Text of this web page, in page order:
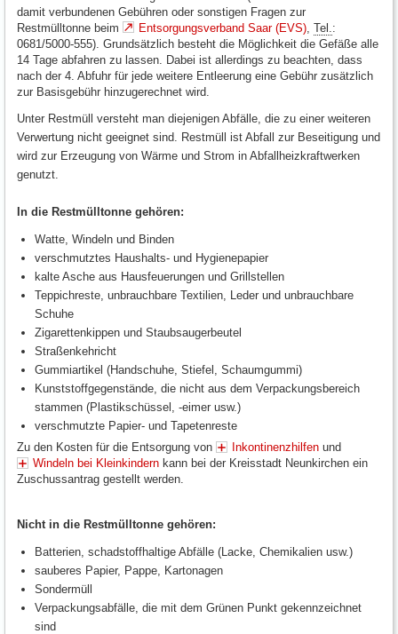
damit verbundenen Gebühren oder sonstigen Fragen zur
Restmülltonne beim
Entsorgungsverband Saar (EVS) Tel. :
0681/5000-555). Grundsätzlich besteht die Möglichkeit die Gefäße alle
14 Tage abfahren zu lassen. Dabei ist allerdings zu beachten, dass
nach der 4. Abfuhr für jede weitere Entleerung eine Gebühr zusätzlich
zur Basisgebühr hinzugerechnet wird.
Unter Restmüll versteht man diejenigen Abfälle, die zu einer weiteren
Verwertung nicht geeignet sind. Restmüll ist Abfall zur Beseitigung und
wird zur Erzeugung von Wärme und Strom in Abfallheizkraftwerken
genutzt.
In die Restmülltonne gehören:
Watte, Windeln und Binden
verschmutztes Haushalts- und Hygienepapier
kalte Asche aus Hausfeuerungen und Grillstellen
Teppichreste, unbrauchbare Textilien, Leder und unbrauchbare
Schuhe
Zigarettenkippen und Staubsaugerbeutel
Straßenkehricht
Gummiartikel (Handschuhe, Stiefel, Schaumgummi)
Kunststoffgegenstände, die nicht aus dem Verpackungsbereich
stammen (Plastikschüssel, -eimer usw.)
verschmutzte Papier- und Tapetenreste
Zu den Kosten für die Entsorgung von
Inkontinenzhilfen und
Windeln bei Kleinkindern kann bei der Kreisstadt Neunkirchen ein
Zuschussantrag gestellt werden.
Nicht in die Restmülltonne gehören:
Batterien, schadstoffhaltige Abfälle (Lacke, Chemikalien usw.)
sauberes Papier, Pappe, Kartonagen
Sondermüll
Verpackungsabfälle, die mit dem Grünen Punkt gekennzeichnet
sind